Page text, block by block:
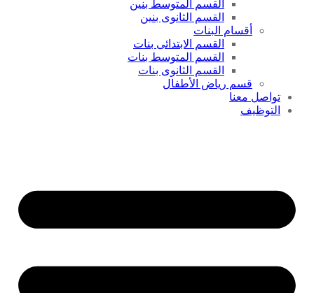
القسم المتوسط بنين
القسم الثانوى بنين
أقسام البنات
القسم الابتدائى بنات
القسم المتوسط بنات
القسم الثانوى بنات
قسم رياض الأطفال
تواصل معنا
التوظيف